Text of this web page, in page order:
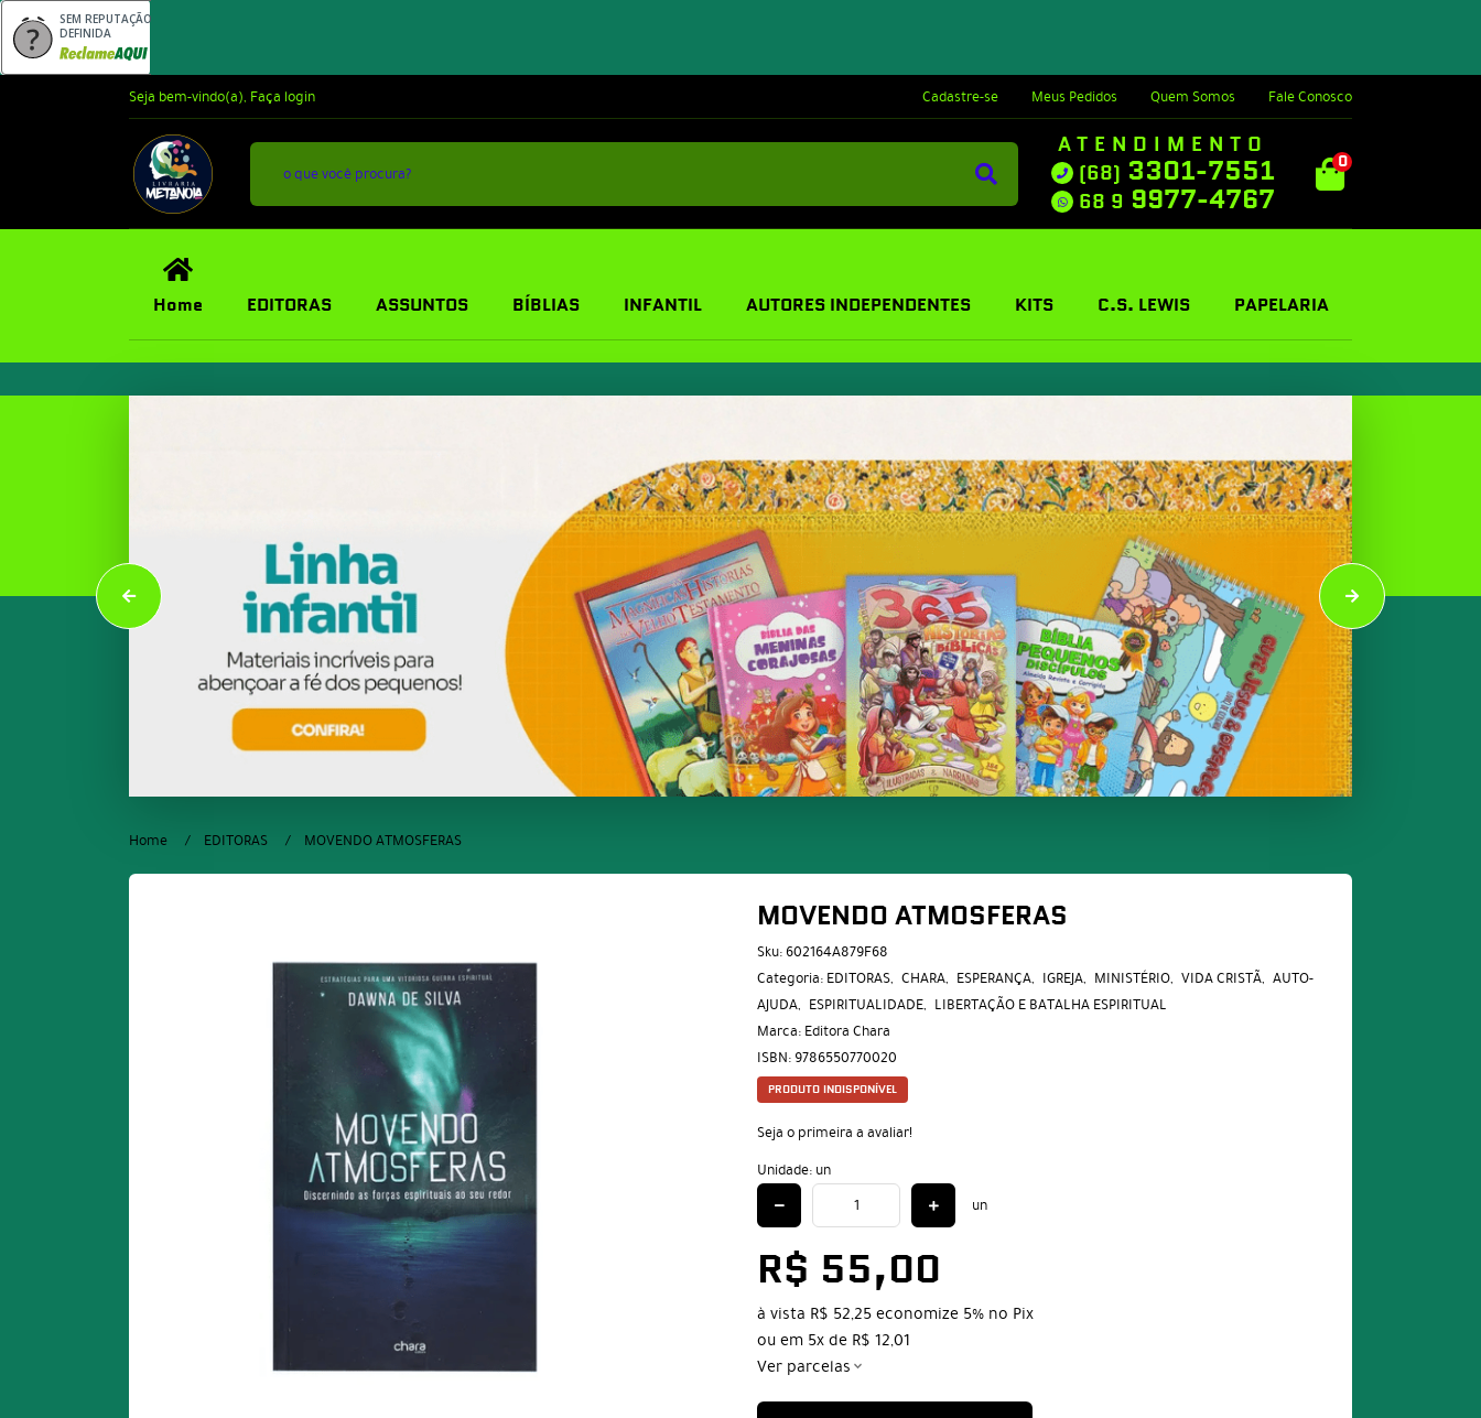
SEM REPUTAÇÃO
DEFINIDA
Seja bem-vindo(a), Faça login Cadastre-se Meus Pedidos Quem Somos Fale Conosco
ATENDIMENTO
(68) 3301-7551
68 9 9977-4767
0
Home EDITORAS ASSUNTOS BÍBLIAS INFANTIL AUTORES INDEPENDENTES KITS C.S. LEWIS PAPELARIA
Home EDITORAS MOVENDO ATMOSFERAS
MOVENDO ATMOSFERAS
Sku: 602164A879F68
Categoria: EDITORAS CHARA ESPERANÇA IGREJA MINISTÉRIO VIDA CRISTÃ AUTO-
AJUDA ESPIRITUALIDADE LIBERTAÇÃO E BATALHA ESPIRITUAL
Marca: Editora Chara
ISBN: 9786550770020
PRODUTO INDISPONÍVEL
Seja o primeira a avaliar!
Unidade: un
un
R$ 55,00
à vista R$ 52,25economize 5% no Pix
ou em 5xde R$ 12,01
Ver parcelas